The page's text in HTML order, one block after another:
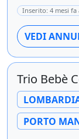
Inserito: 4 mesi fa
VEDI
Trio Bebè
PORTO